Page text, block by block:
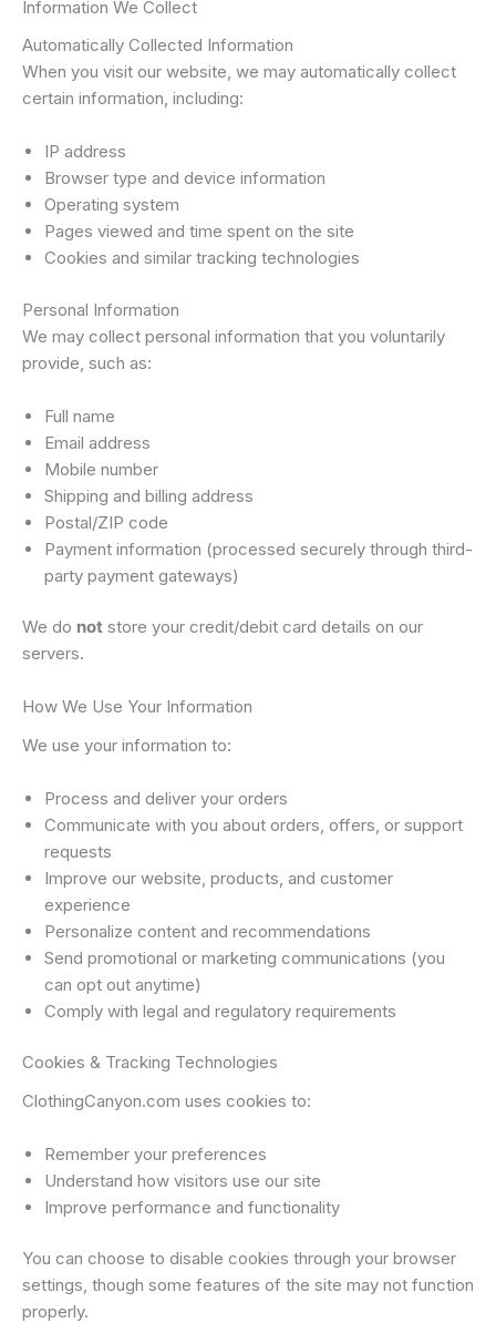
Information We Collect
Automatically Collected Information
When you visit our website, we may automatically collect
certain information, including:
IP address
Browser type and device information
Operating system
Pages viewed and time spent on the site
Cookies and similar tracking technologies
Personal Information
We may collect personal information that you voluntarily
provide, such as:
Full name
Email address
Mobile number
Shipping and billing address
Postal/ZIP code
Payment information (processed securely through third-
party payment gateways)
We do not store your credit/debit card details on our
servers.
How We Use Your Information
We use your information to:
Process and deliver your orders
Communicate with you about orders, offers, or support
requests
Improve our website, products, and customer
experience
Personalize content and recommendations
Send promotional or marketing communications (you
can opt out anytime)
Comply with legal and regulatory requirements
Cookies & Tracking Technologies
ClothingCanyon.com uses cookies to:
Remember your preferences
Understand how visitors use our site
Improve performance and functionality
You can choose to disable cookies through your browser
settings, though some features of the site may not function
properly.